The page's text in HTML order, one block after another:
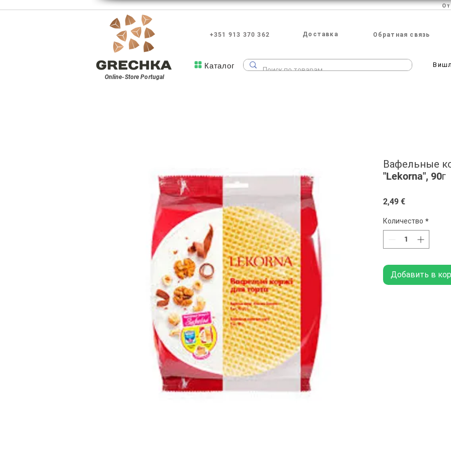
+351 913 370 362 Доставка Обратная связь
Online-StorePortugal
Каталог
Вафельные
"Lekorna", 90г
2,49 €Цена
Количество *
Добавить в